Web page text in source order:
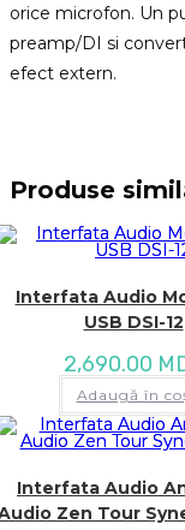
orice microfon. Un
preamp/DI si
efect extern.
Produse
Interfata Audio
USB DSI-12
2,690.00
Adaugă în
Interfata Audio
Zen Tour